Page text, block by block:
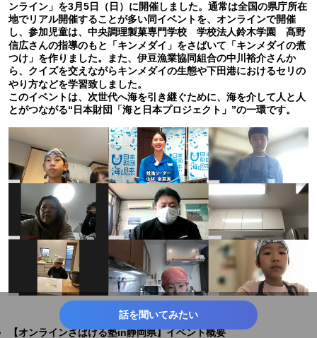
ンライン」を3月5日（日）に開催しました。通常は全国の県庁所在
地でリアル開催することが多い同イベントを、オンラインで開催
し、参加児童は、中央調理製菓専門学校 学校法人鈴木学園 髙野
信広さんの指導のもと「キンメダイ」をさばいて「キンメダイの煮
つけ」を作りました。また、伊豆漁業協同組合の中川裕介さんか
ら、クイズを交えながらキンメダイの生態や下田港におけるセリの
やり方などを学習致しました。
このイベントは、次世代へ海を引き継ぐために、海を介して人と人
とがつながる“日本財団「海と日本プロジェクト」”の一環です。
【オンラインさばける塾in静岡県】イベント概要
話を聞いてみたい